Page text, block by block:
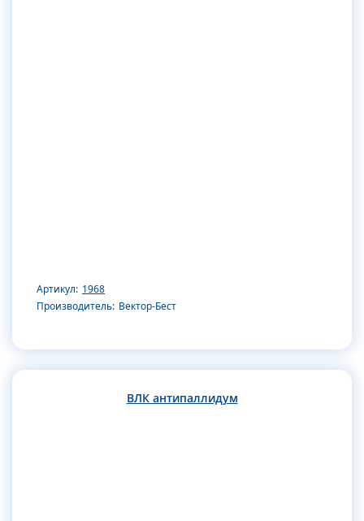
Артикул: 1968
Производитель: Вектор-Бест
ВЛК антипаллидум